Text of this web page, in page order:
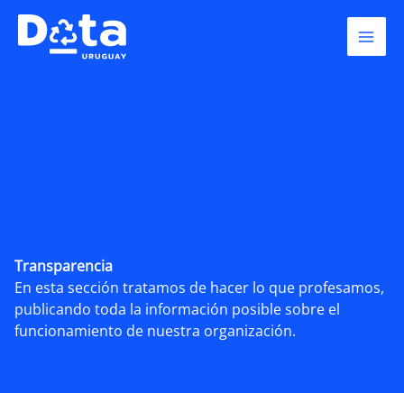
Skip
content
Transparencia
En esta sección tratamos de hacer lo que profesamos,
publicando toda la información posible sobre el
funcionamiento de nuestra organización.